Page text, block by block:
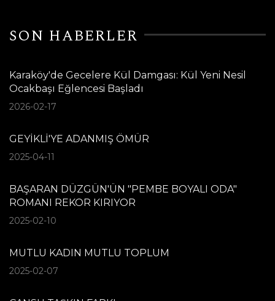
SON HABERLER
Karaköy'de Gecelere Kül Damgası: Kül Yeni Nesil
Ocakbaşı Eğlencesi Başladı
2026-02-17
GEYİKLİ'YE ADANMIŞ ÖMÜR
2025-04-11
BAŞARAN DÜZGÜN'ÜN "PEMBE BOYALI ODA"
ROMANI REKOR KIRIYOR
2025-02-10
MUTLU KADIN MUTLU TOPLUM
2025-02-07